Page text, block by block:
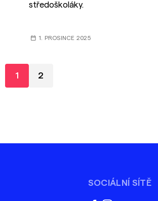
středoškoláky.
1. PROSINCE 2025
1 2
SOCIÁLNÍ SÍTĚ